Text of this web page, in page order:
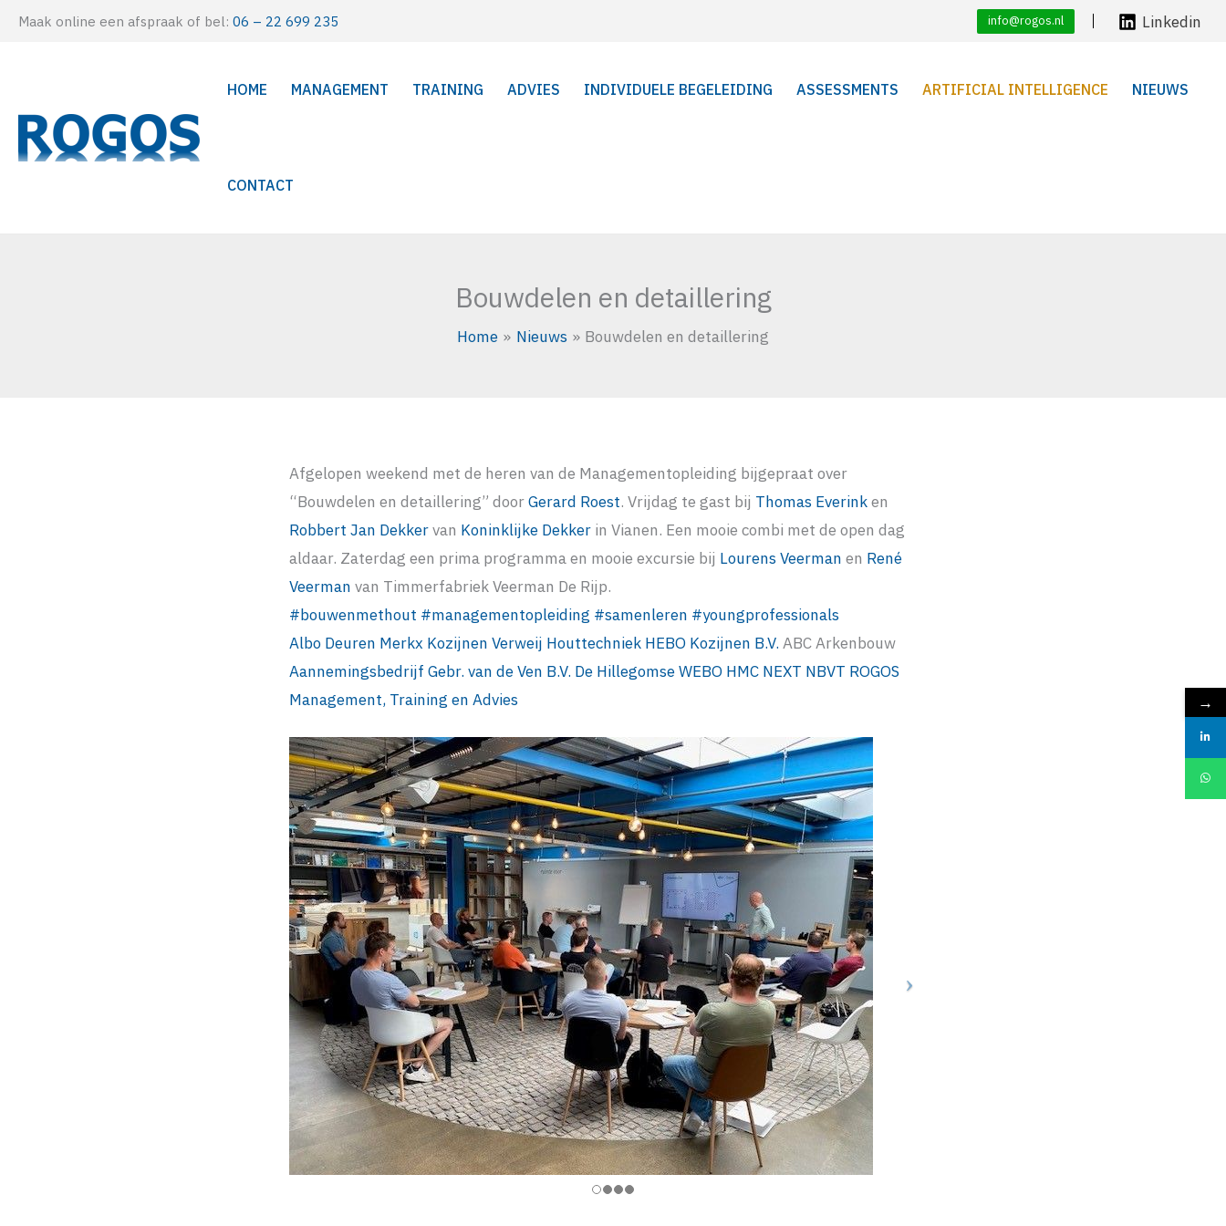
Maak online een afspraak of bel: 06 – 22 699 235 info@rogos.nl Linkedin
HOME MANAGEMENT TRAINING ADVIES INDIVIDUELE BEGELEIDING ASSESSMENTS ARTIFICIAL INTELLIGENCE NIEUWS
CONTACT
Bouwdelen en detaillering
Home Nieuws Bouwdelen en detaillering
Afgelopen weekend met de heren van de Managementopleiding bijgepraat over
“Bouwdelen en detaillering” doorGerard Roest. Vrijdag te gast bij Thomas Everinken
Robbert Jan Dekkervan Koninklijke Dekker in Vianen. Een mooie combi met de open dag
aldaar. Zaterdag een prima programma en mooie excursie bij Lourens Veerman en René
Veerman van Timmerfabriek Veerman De Rijp.
#bouwenmethout #managementopleiding #samenleren #youngprofessionals
Albo Deuren Merkx Kozijnen Verweij Houttechniek HEBO Kozijnen B.V. ABC Arkenbouw
Aannemingsbedrijf Gebr. van de Ven B.V. De HillegomseWEBO HMC NEXT NBVT ROGOS
Management, Training en Advies
→